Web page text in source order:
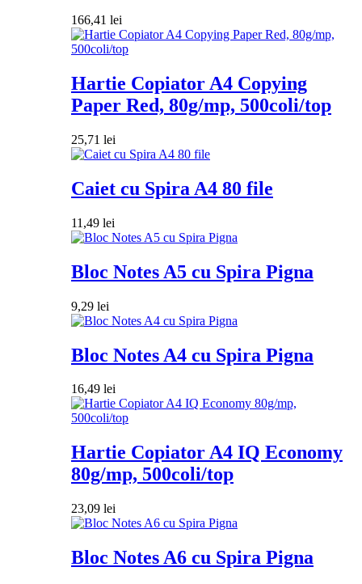
166,41 lei
Hartie Copiator A4 Copying
Paper Red, 80g/mp, 500coli/top
25,71 lei
Caiet cu Spira A4 80 file
11,49 lei
Bloc Notes A5 cu Spira Pigna
9,29 lei
Bloc Notes A4 cu Spira Pigna
16,49 lei
Hartie Copiator A4 IQ Economy
80g/mp, 500coli/top
23,09 lei
Bloc Notes A6 cu Spira Pigna